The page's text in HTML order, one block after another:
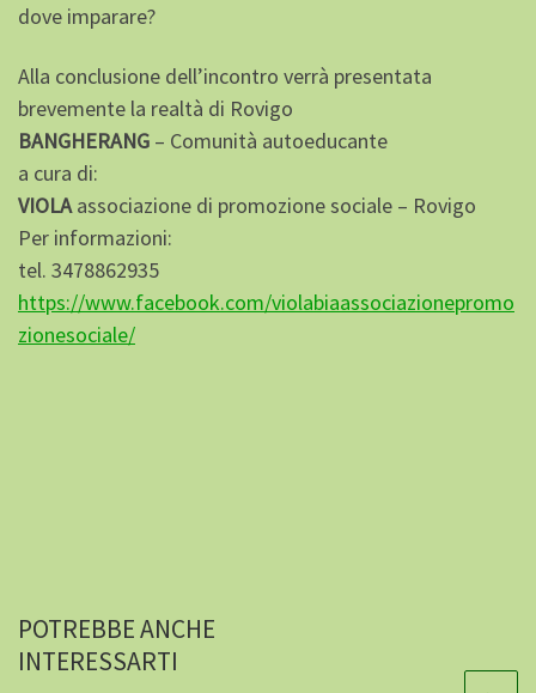
dove imparare?
Alla conclusione dell’incontro verrà presentata
brevemente la realtà di Rovigo
BANGHERANG – Comunità autoeducante
a cura di:
VIOLAassociazione di promozione sociale – Rovigo
Per informazioni:
tel. 3478862935
https://www.facebook.com/violabiaassociazionepromo
zionesociale/
POTREBBE ANCHE
INTERESSARTI